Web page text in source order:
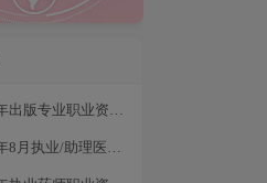
2026年出版专业职业资格考试学练结合冲刺备考
2026年8月执业/助理医师全科目复习资料